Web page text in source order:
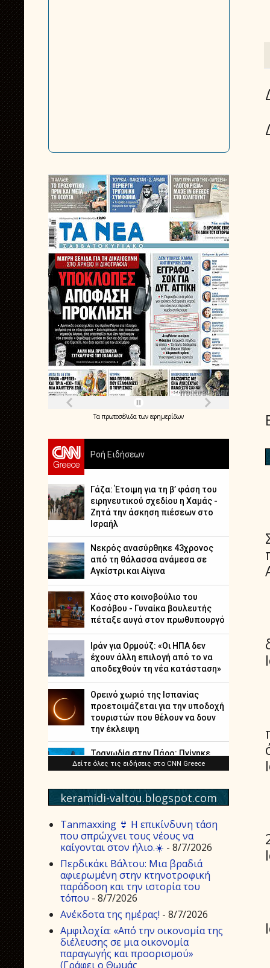
Τα πρωτοσέλιδατων εφημερίδων
keramidi-valtou.blogspot.com
Tanmaxxing 👙 Η επικίνδυνη τάση
που σπρώχνει τους νέους να
καίγονται στον ήλιο.☀️ - 8/7/2026
Περδικάκι Βάλτου: Μια βραδιά
αφιερωμένη στην κτηνοτροφική
παράδοση και την ιστορία του
τόπου - 8/7/2026
Aνέκδοτα της ημέρας! - 8/7/2026
Αμφιλοχία: «Από την οικονομία της
διέλευσης σε μια οικονομία
παραγωγής και προορισμού»
(Γράφει ο Θωμάς